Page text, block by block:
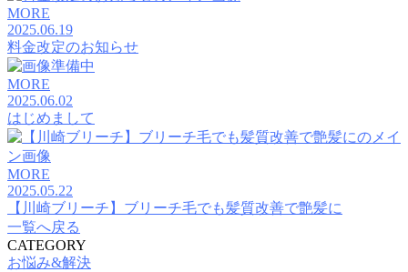
MORE
2025.06.19
料金改定のお知らせ
MORE
2025.06.02
はじめまして
MORE
2025.05.22
【川崎ブリーチ】ブリーチ毛でも髪質改善で艶髪に
一覧へ戻る
CATEGORY
お悩み&解決